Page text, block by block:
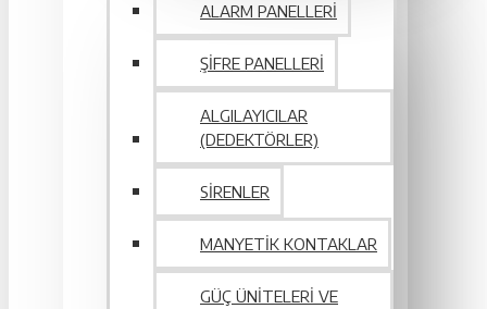
ALARM PANELLERI
ŞIFRE PANELLERI
ALGILAYICILAR
(DEDEKTÖRLER)
SIRENLER
MANYETIK KONTAKLAR
GÜÇ ÜNITELERI VE